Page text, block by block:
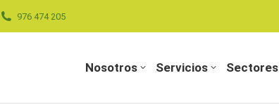
976 474 205
Nosotros Servicios Sectores